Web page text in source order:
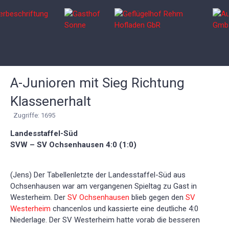
A-Junioren mit Sieg Richtung
Klassenerhalt
Zugriffe: 1695
Landesstaffel-Süd
SVW – SV Ochsenhausen 4:0 (1:0)
(Jens) Der Tabellenletzte der Landesstaffel-Süd aus
Ochsenhausen war am vergangenen Spieltag zu Gast in
Westerheim. Der SV Ochsenhausen blieb gegen den SV
Westerheim chancenlos und kassierte eine deutliche 4:0
Niederlage. Der SV Westerheim hatte vorab die besseren